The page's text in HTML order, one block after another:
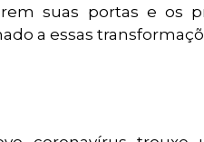
suas portas e os
a essas